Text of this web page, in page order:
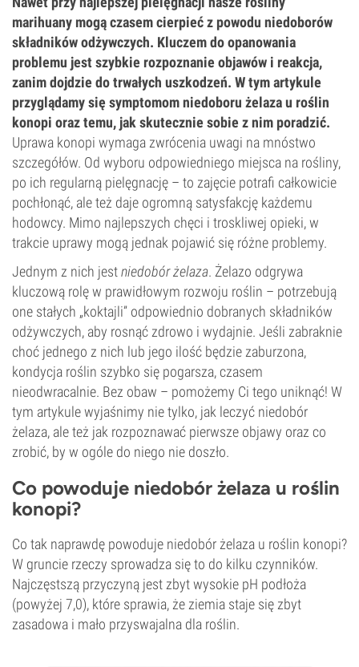
marihuany mogą czasem cierpieć z powodu niedoborów
składników odżywczych. Kluczem do opanowania
problemu jest szybkie rozpoznanie objawów i reakcja,
zanim dojdzie do trwałych uszkodzeń. W tym artykule
przyglądamy się symptomom niedoboru żelaza u roślin
konopi oraz temu, jak skutecznie sobie z nim poradzić.
Uprawa konopi wymaga zwrócenia uwagi na mnóstwo
szczegółów. Od wyboru odpowiedniego miejsca na rośliny,
po ich regularną pielęgnację – to zajęcie potrafi całkowicie
pochłonąć, ale też daje ogromną satysfakcję każdemu
hodowcy. Mimo najlepszych chęci i troskliwej opieki, w
trakcie uprawy mogą jednak pojawić się różne problemy.
Jednym z nich jestniedobór żelaza. Żelazo odgrywa
kluczową rolę w prawidłowym rozwoju roślin – potrzebują
one stałych „koktajli” odpowiednio dobranych składników
odżywczych, aby rosnąć zdrowo i wydajnie. Jeśli zabraknie
choć jednego z nich lub jego ilość będzie zaburzona,
kondycja roślin szybko się pogarsza, czasem
nieodwracalnie. Bez obaw – pomożemy Ci tego uniknąć! W
tym artykule wyjaśnimy nie tylko, jak leczyć niedobór
żelaza, ale też jak rozpoznawać pierwsze objawy oraz co
zrobić, by w ogóle do niego nie doszło.
Co powoduje niedobór żelaza u roślin
konopi?
Co tak naprawdę powoduje niedobór żelaza u roślin konopi?
W gruncie rzeczy sprowadza się to do kilku czynników.
Najczęstszą przyczyną jest zbyt wysokie pH podłoża
(powyżej 7,0), które sprawia, że ziemia staje się zbyt
zasadowa i mało przyswajalna dla roślin.